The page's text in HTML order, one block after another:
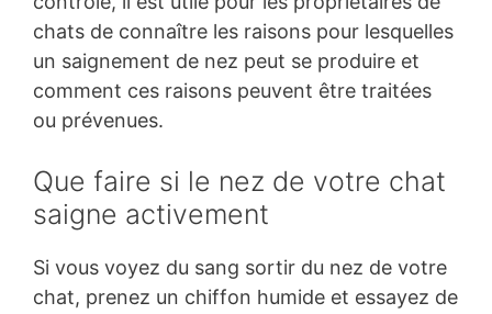
chats de connaître les raisons pour lesquelles
un saignement de nez peut se produire et
comment ces raisons peuvent être traitées
ou prévenues.
Que faire si le nez de votre chat
saigne activement
Si vous voyez du sang sortir du nez de votre
chat, prenez un chiffon humide et essayez de